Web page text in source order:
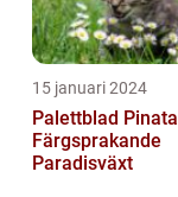
15 januari 2024
Palettblad
Färgsprakande
Paradisväxt